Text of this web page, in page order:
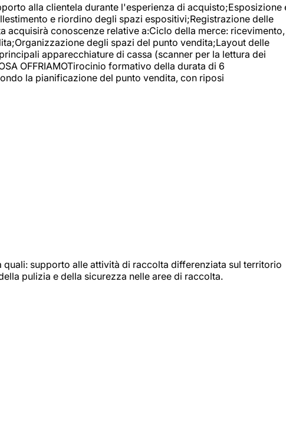
alla clientela durante l'esperienza di acquisto;Esposizione
e riordino degli spazi espositivi;Registrazione delle
acquisirà conoscenze relative a:Ciclo della merce: ricevimento,
degli spazi del punto vendita;Layout delle
apparecchiature di cassa (scanner per la lettura dei
OFFRIAMOTirocinio formativo della durata di 6
la pianificazione del punto vendita, con riposi
supporto alle attività di raccolta differenziata sul territorio
pulizia e della sicurezza nelle aree di raccolta.